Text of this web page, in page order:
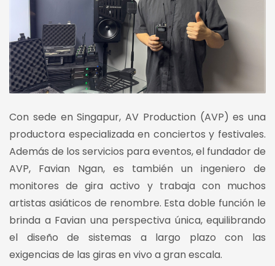
Con sede en Singapur, AV Production (AVP) es una
productora especializada en conciertos y festivales.
Además de los servicios para eventos, el fundador de
AVP, Favian Ngan, es también un ingeniero de
monitores de gira activo y trabaja con muchos
artistas asiáticos de renombre. Esta doble función le
brinda a Favian una perspectiva única, equilibrando
el diseño de sistemas a largo plazo con las
exigencias de las giras en vivo a gran escala.